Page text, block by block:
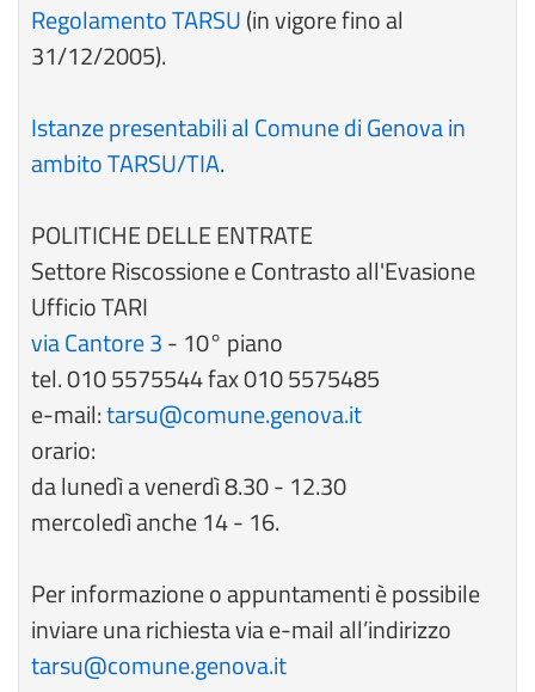
Regolamento TARSU(in vigore fino al
31/12/2005).
Istanze presentabili al Comune di Genova in
ambito TARSU/TIA.
POLITICHE DELLE ENTRATE
Settore Riscossione e Contrasto all'Evasione
Ufficio TARI
via Cantore 3- 10° piano
tel. 010 5575544 fax 010 5575485
e-mail:tarsu@comune.genova.it
orario:
da lunedì a venerdì 8.30 - 12.30
mercoledì anche 14 - 16.
Per informazione o appuntamenti è possibile
inviare una richiesta via e-mail all’indirizzo
tarsu@comune.genova.it